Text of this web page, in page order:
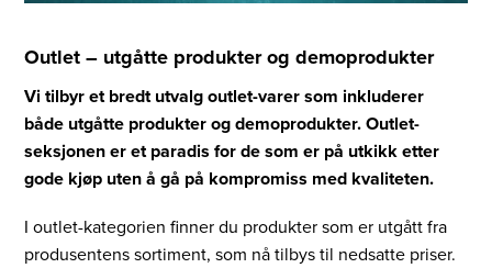
Outlet – utgåtte produkter og demoprodukter
Vi tilbyr et bredt utvalg outlet-varer som inkluderer
både utgåtte produkter og demoprodukter. Outlet-
seksjonen er et paradis for de som er på utkikk etter
gode kjøp uten å gå på kompromiss med kvaliteten.
I outlet-kategorien finner du produkter som er utgått fra
produsentens sortiment, som nå tilbys til nedsatte priser.